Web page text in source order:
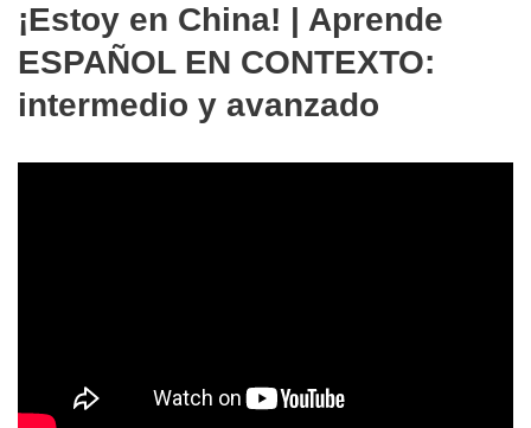
¡Estoy en China! | Aprende
ESPAÑOL EN CONTEXTO:
intermedio y avanzado